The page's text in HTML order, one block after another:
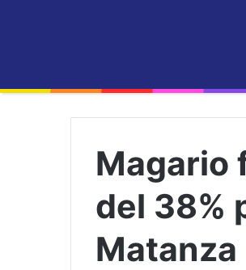
Magario
del 38%
Matanza